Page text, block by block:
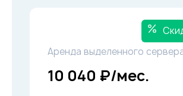
Аренда выделенного
10 040 ₽/мес.